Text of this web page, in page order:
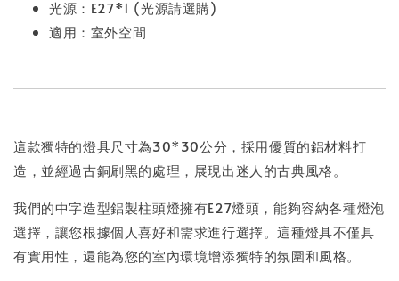
光源：E27*1 (光源請選購)
適用：室外空間
這款獨特的燈具尺寸為30*30公分，採用優質的鋁材料打
造，並經過古銅刷黑的處理，展現出迷人的古典風格。
我們的中字造型鋁製柱頭燈擁有E27燈頭，能夠容納各種燈泡
選擇，讓您根據個人喜好和需求進行選擇。這種燈具不僅具
有實用性，還能為您的室內環境增添獨特的氛圍和風格。